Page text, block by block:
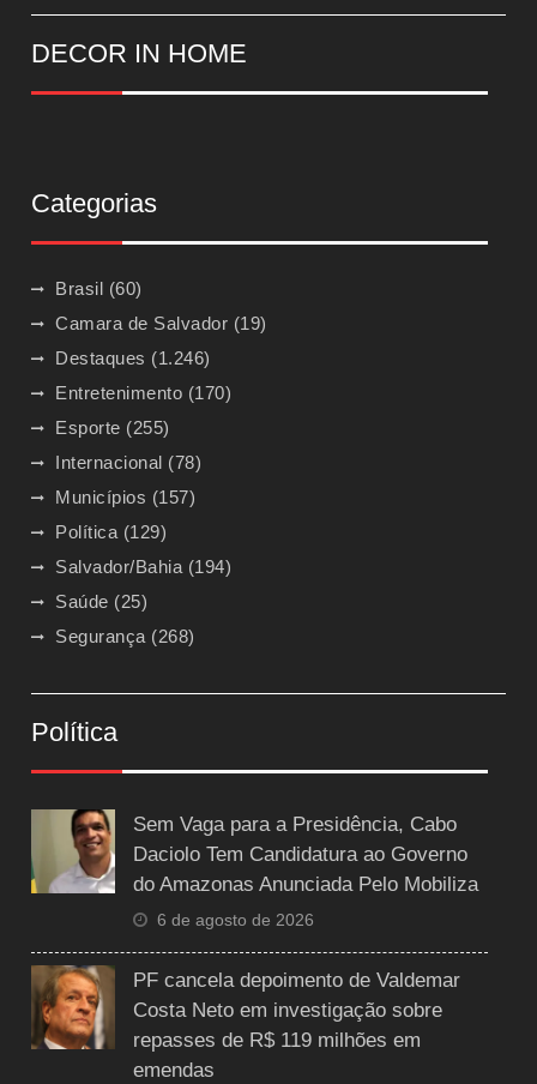
DECOR IN HOME
Categorias
Brasil (60)
Camara de Salvador (19)
Destaques (1.246)
Entretenimento (170)
Esporte (255)
Internacional (78)
Municípios (157)
Política (129)
Salvador/Bahia (194)
Saúde (25)
Segurança (268)
Política
Sem Vaga para a Presidência, Cabo
Daciolo Tem Candidatura ao Governo
do Amazonas Anunciada Pelo Mobiliza
6 de agosto de 2026
PF cancela depoimento de Valdemar
Costa Neto em investigação sobre
repasses de R$ 119 milhões em
emendas